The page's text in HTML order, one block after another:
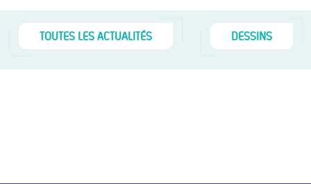
TOUTES LES ACTUALITÉS DESSINS